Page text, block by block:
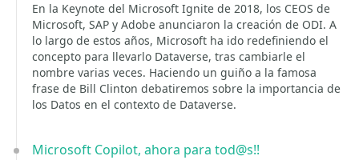
En la Keynote del Microsoft Ignite de 2018, los CEOS de
Microsoft, SAP y Adobe anunciaron la creación de ODI. A
lo largo de estos años, Microsoft ha ido redefiniendo el
concepto para llevarlo Dataverse, tras cambiarle el
nombre varias veces. Haciendo un guiño a la famosa
frase de Bill Clinton debatiremos sobre la importancia de
los Datos en el contexto de Dataverse.
Microsoft Copilot, ahora para tod@s!!